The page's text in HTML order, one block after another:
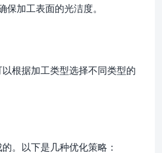
加工表面的光洁度。
根据加工类型选择不同类型的
。以下是几种优化策略：